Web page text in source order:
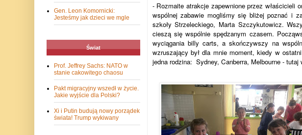
- Rozmaite atrakcje zapewnione przez właścicieli
wspólnej zabawie mogliśmy się bliżej poznać i
szkoły Strzeleckiego, Marta Szczykutowicz.
cieszą się wspólnie spędzanym czasem.
wyciągania billy carts, a skończywszy na
wzruszający był dla mnie moment, kiedy w
jedna rodzina: Sydney, Canberra, Melbourne -
Gen. Leon Komornicki:
Jesteśmy jak dzieci we mgle
Świat
Prof. Jeffrey Sachs: NATO w
stanie cakowitego chaosu
Pakt migracyjny wszedł w życie.
Jakie wyjście dla Polski?
Xi i Putin budują nowy porządek
świata! Trump wykiwany